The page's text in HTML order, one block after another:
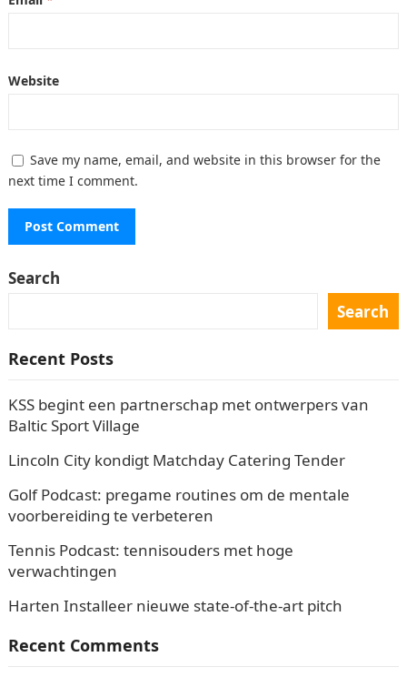
Website
Save my name, email, and website in this browser for the
next time I comment.
Search
Search
Recent Posts
KSS begint een partnerschap met ontwerpers van
Baltic Sport Village
Lincoln City kondigt Matchday Catering Tender
Golf Podcast: pregame routines om de mentale
voorbereiding te verbeteren
Tennis Podcast: tennisouders met hoge
verwachtingen
Harten Installeer nieuwe state-of-the-art pitch
Recent Comments